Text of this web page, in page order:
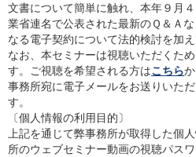
文書について簡単に触れ、本年９月
業省連名で公表された最新のＱ＆Ａ
なる電子契約について法的検討を加え
なお、本セミナーは視聴いただくた
す。ご視聴を希望される方はこちら
事務所宛に電子メールをお送りいた
す。
〔個人情報の利用目的〕
上記を通じて弊事務所が取得した個
所のウェブセミナー動画の視聴パス